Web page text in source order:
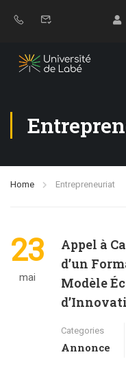
Home Entrepreneuriat
23
mai
Appel à
d’un
Modèle
Categories
Annonce